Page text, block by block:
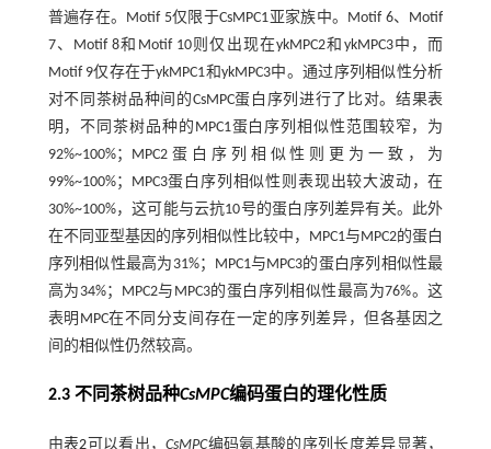
普遍存在。Motif 5仅限于CsMPC1亚家族中。Motif 6、Motif
7、Motif 8和Motif 10则仅出现在ykMPC2和ykMPC3中，而
Motif 9仅存在于ykMPC1和ykMPC3中。通过序列相似性分析
对不同茶树品种间的CsMPC蛋白序列进行了比对。结果表
明，不同茶树品种的MPC1蛋白序列相似性范围较窄，为
92%~100%；MPC2蛋白序列相似性则更为一致，为
99%~100%；MPC3蛋白序列相似性则表现出较大波动，在
30%~100%，这可能与云抗10号的蛋白序列差异有关。此外
在不同亚型基因的序列相似性比较中，MPC1与MPC2的蛋白
序列相似性最高为31%；MPC1与MPC3的蛋白序列相似性最
高为34%；MPC2与MPC3的蛋白序列相似性最高为76%。这
表明MPC在不同分支间存在一定的序列差异，但各基因之
间的相似性仍然较高。
2.3 不同茶树品种CsMPC编码蛋白的理化性质
由表2 可以看出，CsMPC编码氨基酸的序列长度差异显著，